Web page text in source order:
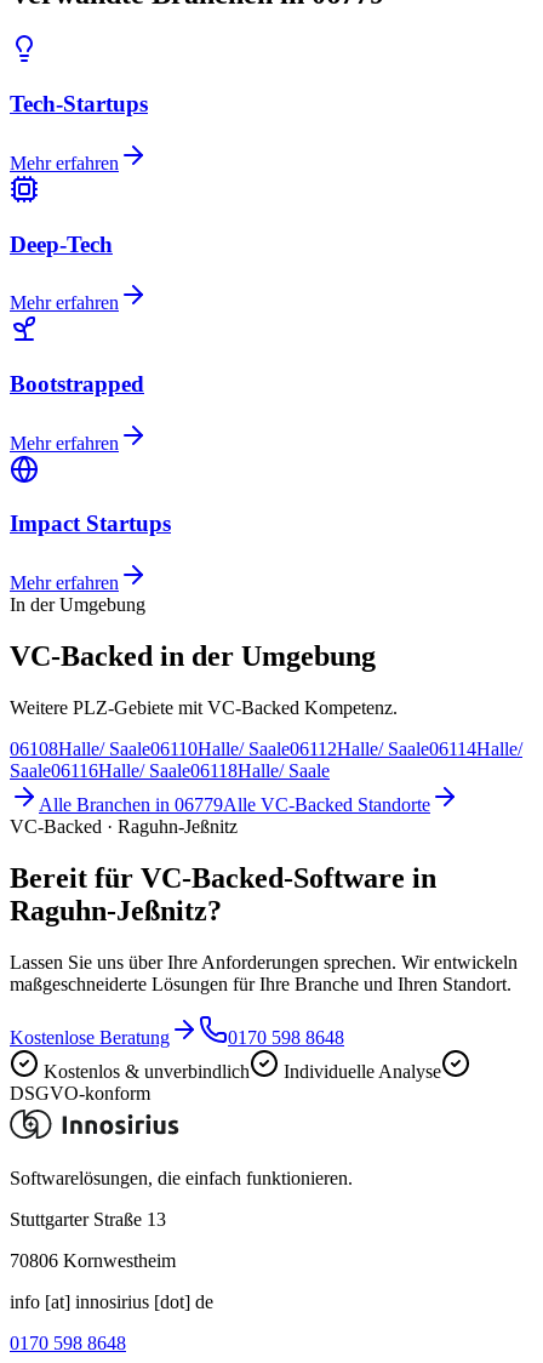
Tech-Startups
Mehr erfahren
Deep-Tech
Mehr erfahren
Bootstrapped
Mehr erfahren
Impact Startups
Mehr erfahren
In der Umgebung
VC-Backed in der Umgebung
Weitere PLZ-Gebiete mit VC-Backed Kompetenz.
06108Halle/ Saale06110Halle/ Saale06112Halle/ Saale06114Halle/
Saale06116Halle/ Saale06118Halle/ Saale
Alle Branchen in 06779Alle VC-Backed Standorte
VC-Backed · Raguhn-Jeßnitz
Bereit für VC-Backed-Software in
Raguhn-Jeßnitz?
Lassen Sie uns über Ihre Anforderungen sprechen. Wir entwickeln
maßgeschneiderte Lösungen für Ihre Branche und Ihren Standort.
Kostenlose Beratung
0170 598 8648
Kostenlos & unverbindlich
Individuelle Analyse
DSGVO-konform
Softwarelösungen, die einfach funktionieren.
Stuttgarter Straße 13
70806 Kornwestheim
info [at] innosirius [dot] de
0170 598 8648